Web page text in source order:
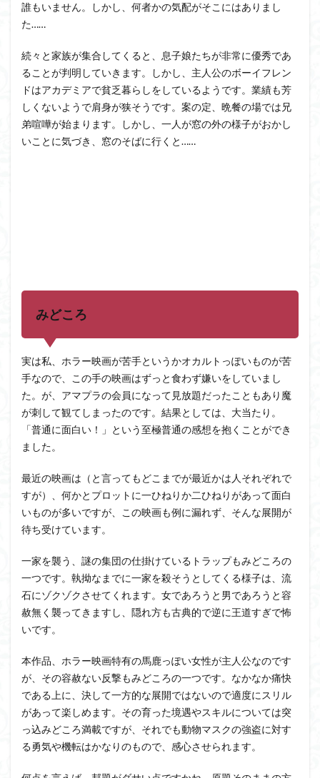
誰もいません。しかし、何者かの気配がそこにはありまし
た……
続々と家族が集合してくると、息子娘たちが非常に優秀であ
ることが判明していきます。しかし、主人公のボーイフレン
ドはアカデミアで貧乏暮らしをしているようです。業績も芳
しくないようで肩身が狭そうです。案の定、晩餐の場では兄
弟喧嘩が始まります。しかし、一人が窓の外の様子がおかし
いことに気づき、窓のそばに行くと……
みどころ
実は私、ホラー映画が苦手というかオカルトっぽいものが苦
手なので、この手の映画はずっと食わず嫌いをしていまし
た。が、アマプラの会員になって見放題だったこともあり魔
が刺して観てしまったのです。結果としては、大当たり。
「普通に面白い！」という至極普通の感想を抱くことができ
ました。
最近の映画は（と言ってもどこまでが最近かは人それぞれで
すが）、何かとプロットに一ひねりか二ひねりがあって面白
いものが多いですが、この映画も例に漏れず、そんな展開が
待ち受けています。
一家を襲う、謎の集団の仕掛けているトラップもみどころの
一つです。執拗なまでに一家を殺そうとしてくる様子は、流
石にゾクゾクさせてくれます。女であろうと男であろうと容
赦無く襲ってきますし、隠れ方も古典的で逆に王道すぎで怖
いです。
本作品、ホラー映画特有の馬鹿っぽい女性が主人公なのです
が、その容赦ない反撃もみどころの一つです。なかなか痛快
である上に、決して一方的な展開ではないので適度にスリル
があって楽しめます。その育った境遇やスキルについては突
っ込みどころ満載ですが、それでも動物マスクの強盗に対す
る勇気や機転はかなりのもので、感心させられます。